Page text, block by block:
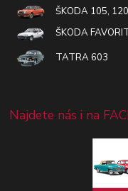
ŠKODA 105,
ŠKODA
TATRA 603
Najdete nás i na